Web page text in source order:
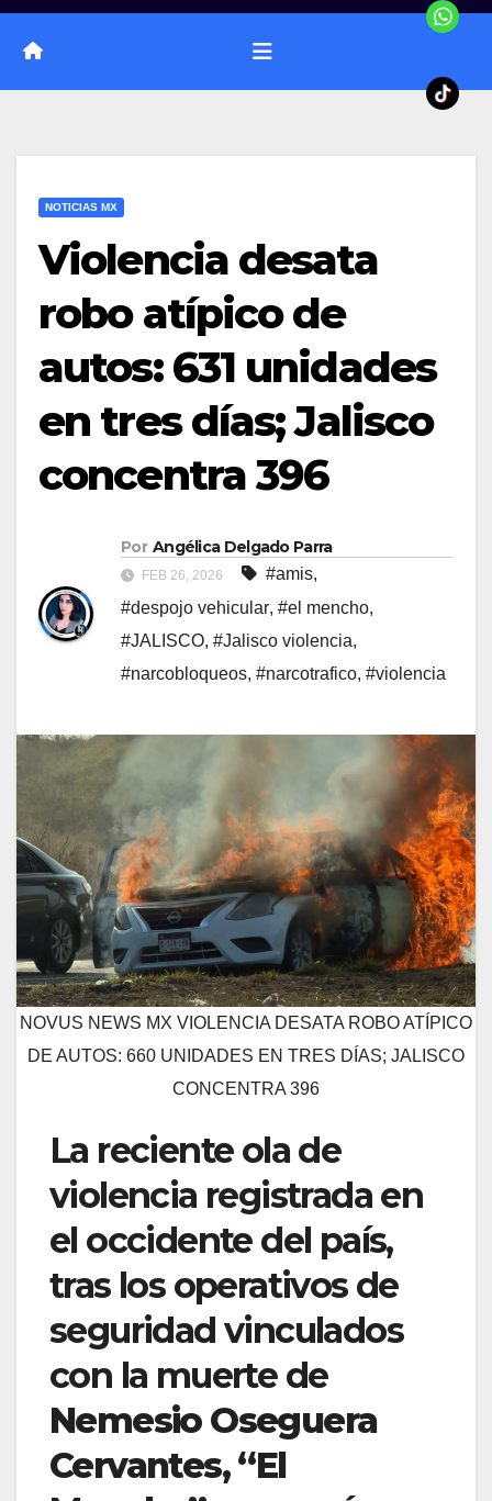
NOTICIAS MX
Violencia desata
robo atípico de
autos: 631 unidades
en tres días; Jalisco
concentra 396
Por Angélica Delgado Parra
FEB 26, 2026 #amis,
#despojo vehicular, #el mencho,
#JALISCO, #Jalisco violencia,
#narcobloqueos, #narcotrafico, #violencia
NOVUS NEWS MX VIOLENCIA DESATA ROBO ATÍPICO
DE AUTOS: 660 UNIDADES EN TRES DÍAS; JALISCO
CONCENTRA 396
La reciente ola de
violencia registrada en
el occidente del país,
tras los operativos de
seguridad vinculados
con la muerte de
Nemesio Oseguera
Cervantes, “El